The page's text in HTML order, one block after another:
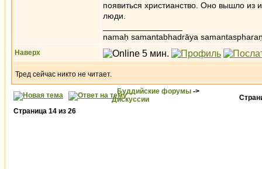
появиться христианство. Оно вышло из
люди.
namaḥ samantabhadrāya
Наверх
Тред сейчас никто не читает.
Буддийские форумы ->
Дискуссии
Страница 14 из 26